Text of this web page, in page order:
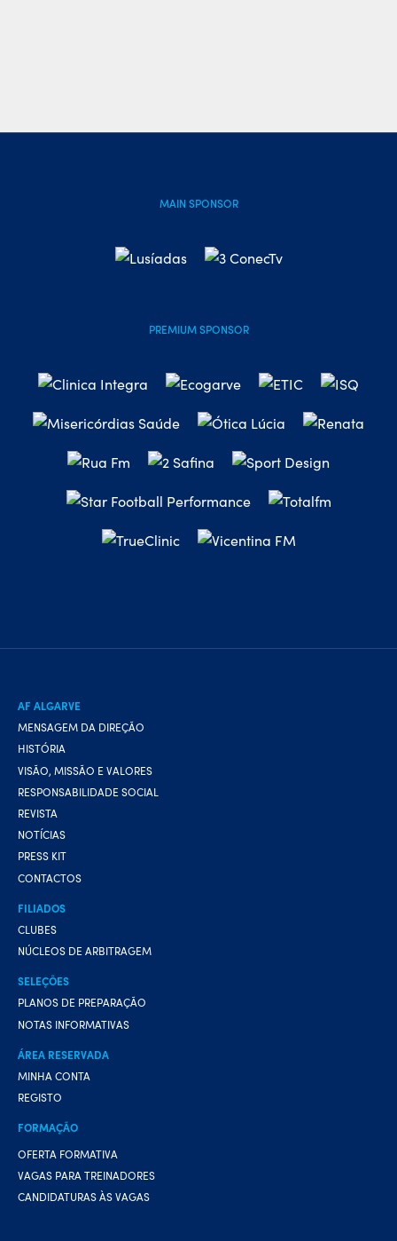
MAIN SPONSOR
PREMIUM SPONSOR
AF ALGARVE
MENSAGEM DA DIREÇÃO
HISTÓRIA
VISÃO, MISSÃO E VALORES
RESPONSABILIDADE SOCIAL
REVISTA
NOTÍCIAS
PRESS KIT
CONTACTOS
FILIADOS
CLUBES
NÚCLEOS DE ARBITRAGEM
SELEÇÕES
PLANOS DE PREPARAÇÃO
NOTAS INFORMATIVAS
ÁREA RESERVADA
MINHA CONTA
REGISTO
FORMAÇÃO
OFERTA FORMATIVA
VAGAS PARA TREINADORES
CANDIDATURAS ÀS VAGAS